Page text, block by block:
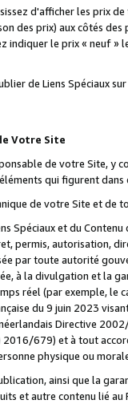
d'afficher les prix
des prix) aux côtés
indiquer le prix « neuf »
de Liens Spéciaux
Votre Site
de votre Site, y
qui figurent
de votre Site et de
Spéciaux et du
permis, autorisation,
par toute autorité
à la divulgation et la
réel (par exemple, le
du 9 juin 2023
Directive
2016/679) et à tout
physique ou
ainsi que la
et autre contenu lié